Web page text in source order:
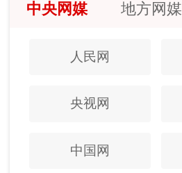
中央网媒 地方网媒
人民网
央视网
中国网